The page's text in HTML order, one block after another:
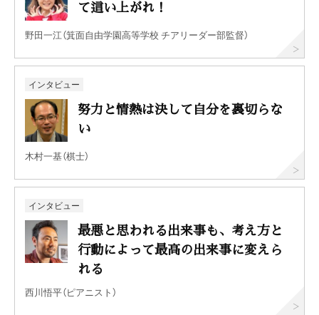
て這い上がれ！
野田一江（箕面自由学園高等学校 チアリーダー部監督）
インタビュー
努力と情熱は決して自分を裏切らな
い
木村一基（棋士）
インタビュー
最悪と思われる出来事も、考え方と
行動によって最高の出来事に変えら
れる
西川悟平（ピアニスト）